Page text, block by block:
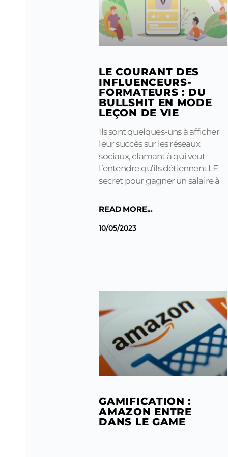
LE COURANT DES
INFLUENCEURS-
FORMATEURS : DU
BULLSHIT EN MODE
LEÇON DE VIE
Ils sont quelques-uns à afficher
leur succès sur les réseaux
sociaux, clamant à qui veut
l’entendre qu’ils détiennent LE
secret pour gagner un salaire à
READ MORE...
10/05/2023
GAMIFICATION :
AMAZON ENTRE
DANS LE GAME